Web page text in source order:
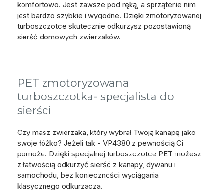
komfortowo. Jest zawsze pod ręką, a sprzątenie nim
jest bardzo szybkie i wygodne. Dzięki zmotoryzowanej
turboszczotce skutecznie odkurzysz pozostawioną
sierść domowych zwierzaków.
PET zmotoryzowana
turboszczotka- specjalista do
sierści
Czy masz zwierzaka, który wybrał Twoją kanapę jako
swoje łóżko? Jeżeli tak - VP4380 z pewnością Ci
pomoże. Dzięki specjalnej turboszczotce PET możesz
z łatwością odkurzyć sierść z kanapy, dywanu i
samochodu, bez konieczności wyciągania
klasycznego odkurzacza.